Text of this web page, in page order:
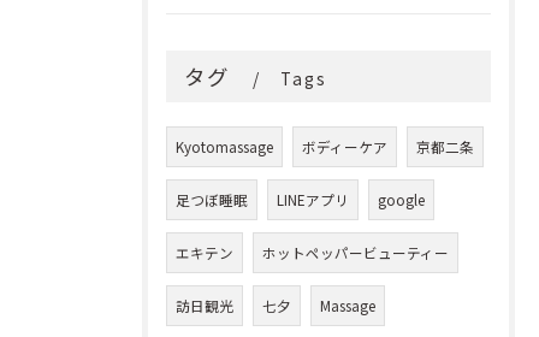
タグ Tags
Kyotomassage ボディーケア 京都二条
足つぼ睡眠 LINEアプリ google
エキテン ホットペッパービューティー
訪日観光 七夕 Massage